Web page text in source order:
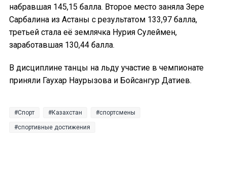
набравшая 145,15 балла. Второе место заняла Зере
Сарбалина из Астаны с результатом 133,97 балла,
третьей стала её землячка Нурия Сулеймен,
заработавшая 130,44 балла.
В дисциплине танцы на льду участие в чемпионате
приняли Гаухар Наурызова и Бойсангур Датиев.
Спорт Казахстан спортсмены
спортивные достижения